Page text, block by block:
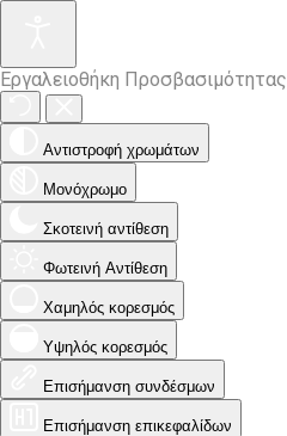
Εργαλειοθήκη Προσβασιμότητας
Αντιστροφή χρωμάτων
Μονόχρωμο
Σκοτεινή αντίθεση
Φωτεινή Αντίθεση
Χαμηλός κορεσμός
Υψηλός κορεσμός
Επισήμανση συνδέσμων
Επισήμανση επικεφαλίδων